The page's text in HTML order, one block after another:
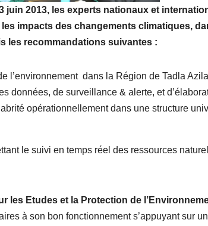
juin 2013, les experts nationaux et
impacts des changements climatiques,
les recommandations suivantes :
l’environnement dans la Région de Tadla
données, de surveillance & alerte, et
opérationnellement dans une structure
le suivi en temps réel des ressources
les Etudes et la Protection de
à son bon fonctionnement s’appuyant sur